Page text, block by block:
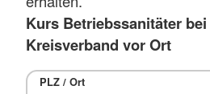
Kurs Betriebssanitäter
Kreisverband vor Ort
PLZ / Ort